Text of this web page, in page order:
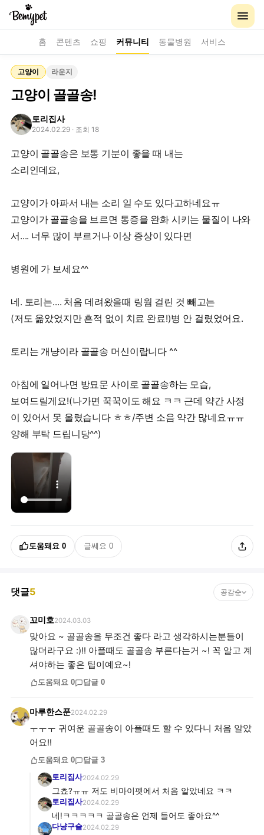
홈 콘텐츠 쇼핑 커뮤니티 동물병원 서비스
고양이 라운지
고양이 골골송!
토리집사
2024.02.29 · 조회 18
고양이 골골송은 보통 기분이 좋을 때 내는
소리인데요,
고양이가 아파서 내는 소리 일 수도 있다고하네요ㅠ
고양이가 골골송을 브르면 통증을 완화 시키는 물질이 나와
서.... 너무 많이 부르거나 이상 증상이 있다면
병원에 가 보세요^^
네. 토리는.... 처음 데려왔을때 링웜 걸린 것 빼고는
(저도 옮았었지만 흔적 없이 치료 완료!)병 안 걸렸었어요.
토리는 개냥이라 골골송 머신이랍니다 ^^
아침에 일어나면 방묘문 사이로 골골송하는 모습,
보여드릴게요!(나가면 꾹꾹이도 해요 ㅋㅋ 근데 약간 사정
이 있어서 못 올렸습니다 ㅎㅎ/주변 소음 약간 많네요ㅠㅠ
양해 부탁 드립니당^^)
도움돼요 0 글쎄요 0
댓글5 공감순
꼬미호2024.03.03
맞아요 ~ 골골송을 무조건 좋다 라고 생각하시는분들이
많더라구요 :)!! 아플때도 골골송 부른다는거 ~! 꼭 알고 계
셔야하는 좋은 팁이예요~!
도움돼요 0 답글 0
마루한스푼2024.02.29
ㅜㅜㅜ 귀여운 골골송이 아플때도 할 수 있다니 처음 알았
어요!!
도움돼요 0 답글 3
토리집사2024.02.29
그쵸?ㅠㅠ 저도 비마이펫에서 처음 알았네요 ㅋㅋ
토리집사2024.02.29
네!ㅋㅋㅋㅋㅋ 골골송은 언제 들어도 좋아요^^
다냥구슬2024.02.29